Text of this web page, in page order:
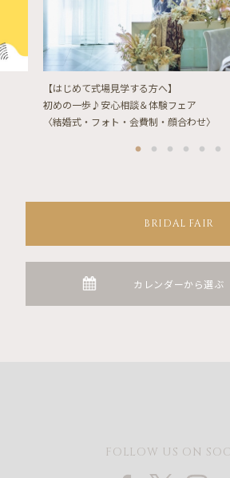
【はじめて式場見学する方へ】
初めの一歩♪安心相談＆体験フェア
〈結婚式・フォト・会費制・顔合わせ〉
BRIDAL FAIR
カレンダーから選ぶ
FOLLOW US ON